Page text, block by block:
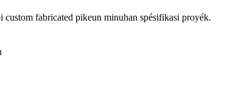
fabricated pikeun minuhan spésifikasi proyék.